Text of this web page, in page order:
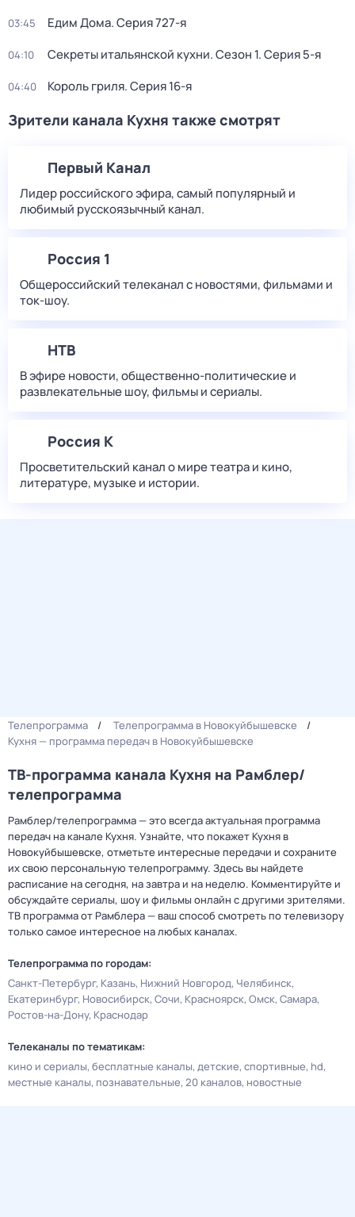
03:45 Едим Дома. Серия 727-я
04:10 Секреты итальянской кухни. Сезон 1. Серия 5-я
04:40 Король гриля. Серия 16-я
Зрители канала Кухня также смотрят
Первый Канал
Лидер российского эфира, самый популярный и
любимый русскоязычный канал.
Россия 1
Общероссийский телеканал с новостями, фильмами и
ток-шоу.
НТВ
В эфире новости, общественно-политические и
развлекательные шоу, фильмы и сериалы.
Россия К
Просветительский канал о мире театра и кино,
литературе, музыке и истории.
Телепрограмма
Телепрограмма в Новокуйбышевске
Кухня — программа передач в Новокуйбышевске
ТВ-программа канала Кухня на Рамблер/
телепрограмма
Рамблер/телепрограмма — это всегда актуальная программа
передач на канале Кухня. Узнайте, что покажет Кухня в
Новокуйбышевске, отметьте интересные передачи и сохраните
их свою персональную телепрограмму. Здесь вы найдете
расписание на сегодня, на завтра и на неделю. Комментируйте и
обсуждайте сериалы, шоу и фильмы онлайн с другими зрителями.
ТВ программа от Рамблера — ваш способ смотреть по телевизору
только самое интересное на любых каналах.
Телепрограмма по городам:
Санкт-Петербург Казань Нижний Новгород Челябинск
Екатеринбург Новосибирск Сочи Красноярск Омск Самара
Ростов-на-Дону Краснодар
Телеканалы по тематикам:
кино и сериалы бесплатные каналы детские спортивные hd
местные каналы познавательные 20 каналов новостные